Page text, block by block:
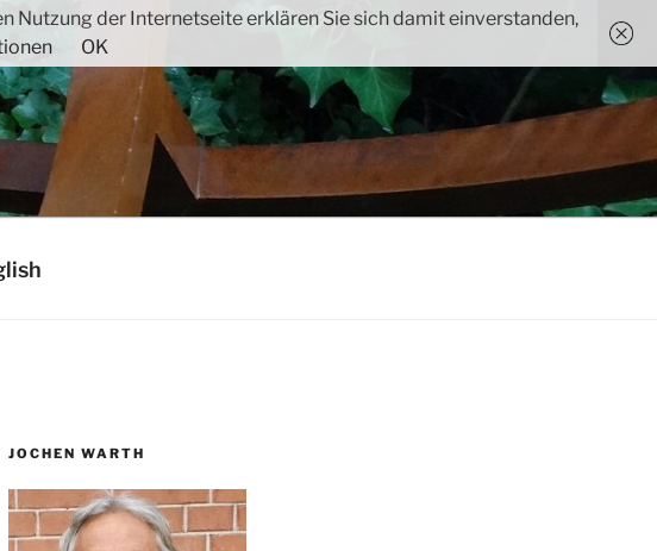
JOCHEN WARTH
der Internetseite erklären Sie sich damit einverstanden,
OK